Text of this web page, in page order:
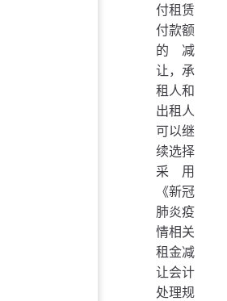
付租赁
付款额
的减
让，承
租人和
出租人
可以继
续选择
采用
《新冠
肺炎疫
情相关
租金减
让会计
处理规